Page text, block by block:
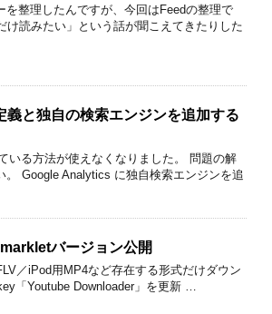
整理したんですが、今回はFeedの整理で
読みたい」という話が聞こえてきたりした
と独自の検索エンジンを追加する
いる方法が使えなくなりました。 問題の解
Google Analytics に独自検索エンジンを追
バージョン公開
／iPod用MP4など存在する形式だけダウン
「Youtube Downloader」を更新 …